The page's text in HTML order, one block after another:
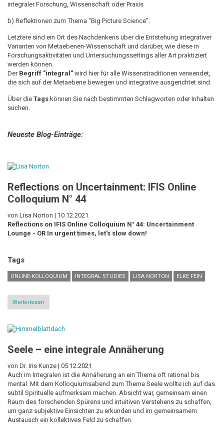
integraler Forschung, Wissenschaft oder Praxis
b) Reflektionen zum Thema "Big Picture Science".
Letztere sind ein Ort des Nachdenkens über die Entstehung integrativer
Varianten von Metaebenen-Wissenschaft und darüber, wie diese in
Forschungsaktivitäten und Untersuchungssettings aller Art praktiziert
werden können.
Der Begriff "integral" wird hier für alle Wissenstraditionen verwendet,
die sich auf der Metaebene bewegen und integrative ausgerichtet sind.
Über die Tags können Sie nach bestimmten Schlagworten oder Inhalten
suchen.
Neueste Blog-Einträge:
Reflections on Uncertainment: IFIS Online
Colloquium N° 44
von Lisa Norton | 10.12.2021
Reflections on IFIS Online Colloquium N° 44: Uncertainment
Lounge - OR In urgent times, let's slow down!
Tags
ONLINE-KOLLOQUIUM INTEGRAL STUDIES LISA NORTON ELKE FEIN
Weiterlesen
Reflections
Uncertainment:
IFIS
Colloquium
N°
Seele – eine integrale Annäherung
von Dr. Iris Kunze | 05.12.2021
Auch im Integralen ist die Annäherung an ein Thema oft rational bis
mental. Mit dem Kolloquiumsabend zum Thema Seele wollte ich auf das
subtil Spirituelle aufmerksam machen. Absicht war, gemeinsam einen
Raum des forschenden Spürens und intuitiven Verstehens zu schaffen,
um ganz subjektive Einsichten zu erkunden und im gemeinsamem
Austausch ein kollektives Feld zu schaffen.